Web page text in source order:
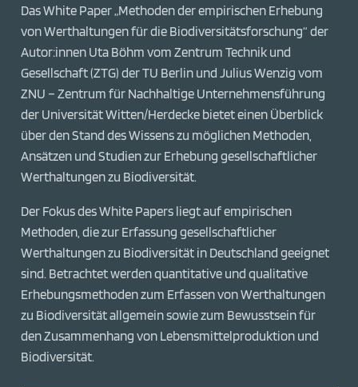
Das White Paper „Methoden der empirischen Erhebung
von Werthaltungen für die Biodiversitätsforschung“ der
Autor:innen Uta Böhm vom Zentrum Technik und
Gesellschaft (ZTG) der TU Berlin und Julius Wenzig vom
ZNU – Zentrum für Nachhaltige Unternehmensführung
der Universität Witten/Herdecke bietet einen Überblick
über den Stand des Wissens zu möglichen Methoden,
Ansätzen und Studien zur Erhebung gesellschaftlicher
Werthaltungen zu Biodiversität.
Der Fokus des White Papers liegt auf empirischen
Methoden, die zur Erfassung gesellschaftlicher
Werthaltungen zu Biodiversität in Deutschland geeignet
sind. Betrachtet werden quantitative und qualitative
Erhebungsmethoden zum Erfassen von Werthaltungen
zu Biodiversität allgemein sowie zum Bewusstsein für
den Zusammenhang von Lebensmittelproduktion und
Biodiversität.